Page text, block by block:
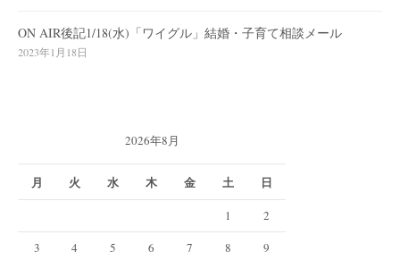
ON AIR後記1/18(水)「ワイグル」結婚・子育て相談メール
2023年1月18日
2026年8月
月 火 水 木 金 土 日
1
2
3
4 5 6 7 8
9